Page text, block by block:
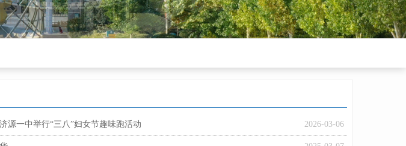
2026-03-06
源一中举行“三八”妇女节趣味跑活动